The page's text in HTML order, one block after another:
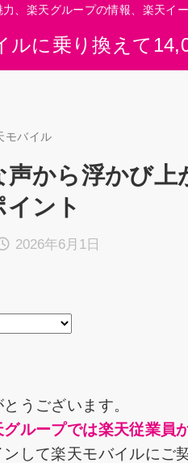
ルに乗り換えて
、楽天グループの情報、楽天イ
モバイル
声から浮かび
イント
2026年6月1日
うございます。
ループでは楽天従業員
して楽天モバイルにご